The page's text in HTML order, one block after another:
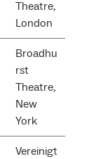
Theatre,
London
Broadhu
rst
Theatre,
New
York
Vereinigt